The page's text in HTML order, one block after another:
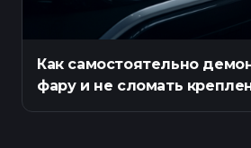
Как самостоятельно
фару и не сломать
инструкция